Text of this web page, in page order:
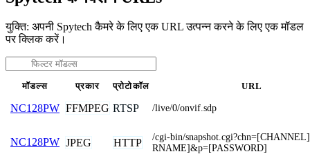
युक्ति: अपनी Spytech कैमरे के लिए एक URL उत्पन्न करने के लिए एक मॉडल
पर क्लिक करें।
मॉडल्स प्रकार प्रोटोकॉल URL
NC128PW FFMPEG RTSP /live/0/onvif.sdp
NC128PW JPEG HTTP
/cgi-bin/
RNAME]&p=[PASSWORD]